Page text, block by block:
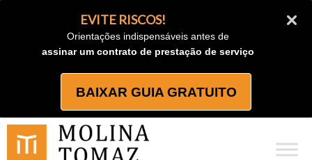
EVITE RISCOS!
Orientações indispensáveis antes de
assinar um contrato de prestação de serviço
BAIXAR GUIA GRATUITO